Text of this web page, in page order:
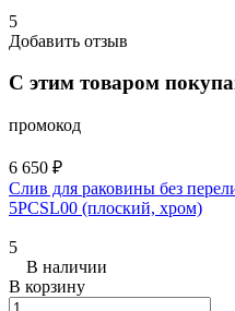
5
Добавить отзыв
С этим товаром
промокод
6 650 ₽
Слив для раковины без
5PCSL00 (плоский, хром)
5
В наличии
В корзину